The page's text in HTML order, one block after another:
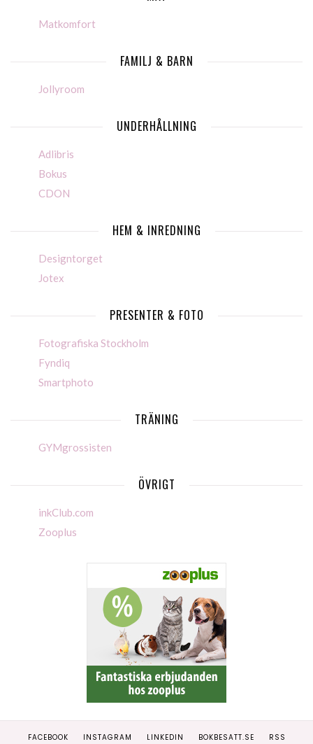
Matkomfort
FAMILJ & BARN
Jollyroom
UNDERHÅLLNING
Adlibris
Bokus
CDON
HEM & INREDNING
Designtorget
Jotex
PRESENTER & FOTO
Fotografiska Stockholm
Fyndiq
Smartphoto
TRÄNING
GYMgrossisten
ÖVRIGT
inkClub.com
Zooplus
FACEBOOK INSTAGRAM LINKEDIN BOKBESATT.SE RSS